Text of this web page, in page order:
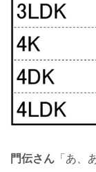
門伝さん 「あ、